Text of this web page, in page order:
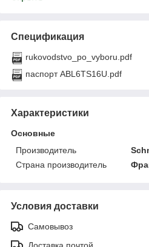
Спецификация
rukovodstvo_po_vyboru.pdf
паспорт ABL6TS16U.pdf
Характеристики
Основные
Производитель
Страна производитель
Условия доставки
Самовывоз
Доставка почтой